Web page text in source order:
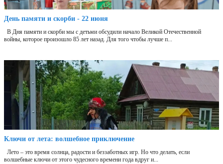
День памяти и скорби - 22 июня
В Дня памяти и скорби мы с детьми обсудили начало Великой Отечественной
войны, которое произошло 85 лет назад. Для того чтобы лучше п...
Ключи от лета: волшебное приключение
Лето – это время солнца, радости и беззаботных игр. Но что делать, если
волшебные ключи от этого чудесного времени года вдруг и...